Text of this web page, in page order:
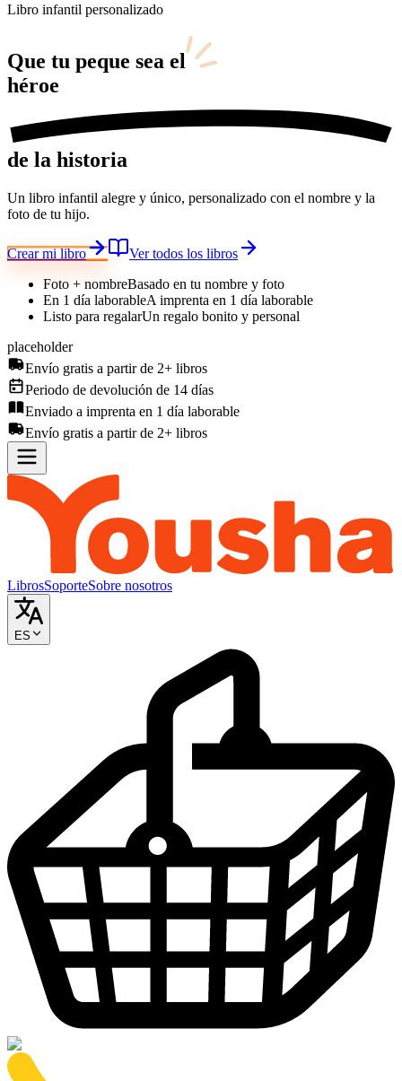
Libro infantil personalizado
Que tu peque sea el
héroe
de la historia
Un libro infantil alegre y único, personalizado con el nombre y la
foto de tu hijo.
Crear mi libro
Ver todos los libros
Foto + nombreBasado en tu nombre y foto
En 1 día laborableA imprenta en 1 día laborable
Listo para regalarUn regalo bonito y personal
placeholder
Envío gratis a partir de 2+ libros
Periodo de devolución de 14 días
Enviado a imprenta en 1 día laborable
Envío gratis a partir de 2+ libros
LibrosSoporteSobre nosotros
ES